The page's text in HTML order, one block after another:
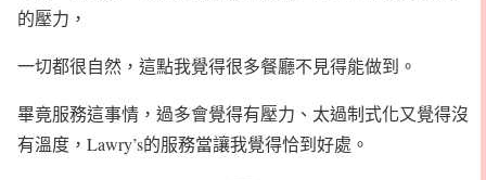
的壓力，
一切都很自然，這點我覺得很多餐廳不見得能做到。
畢竟服務這事情，過多會覺得有壓力、太過制式化又覺得沒
有溫度，Lawry’s的服務當讓我覺得恰到好處。